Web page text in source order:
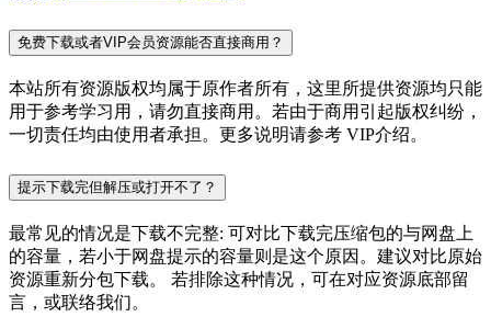
免费下载或者VIP会员资源能否直接商用？
本站所有资源版权均属于原作者所有，这里所提供资源均只能
用于参考学习用，请勿直接商用。若由于商用引起版权纠纷，
一切责任均由使用者承担。更多说明请参考 VIP介绍。
提示下载完但解压或打开不了？
最常见的情况是下载不完整: 可对比下载完压缩包的与网盘上
的容量，若小于网盘提示的容量则是这个原因。建议对比原始
资源重新分包下载。 若排除这种情况，可在对应资源底部留
言，或联络我们。